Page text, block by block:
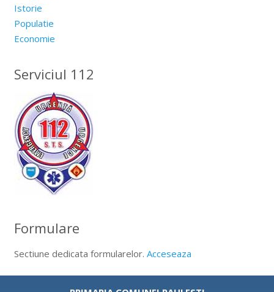
Istorie
Populatie
Economie
Serviciul 112
Formulare
Sectiune dedicata formularelor. Acceseaza